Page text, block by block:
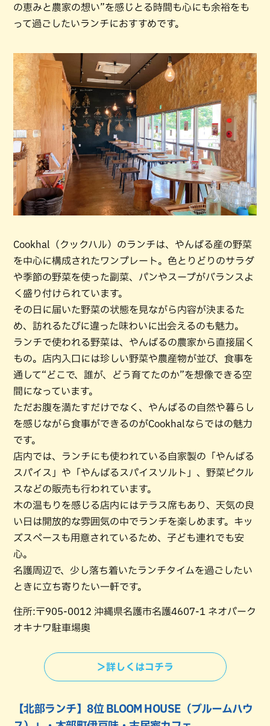
の恵みと農家の想い”を感じとる時間も心にも余裕をも
って過ごしたいランチにおすすめです。
Cookhal（クックハル）のランチは、やんばる産の野菜
を中心に構成されたワンプレート。色とりどりのサラダ
や季節の野菜を使った副菜、パンやスープがバランスよ
く盛り付けられています。
その日に届いた野菜の状態を見ながら内容が決まるた
め、訪れるたびに違った味わいに出会えるのも魅力。
ランチで使われる野菜は、やんばるの農家から直接届く
もの。店内入口には珍しい野菜や農産物が並び、食事を
通して“どこで、誰が、どう育てたのか”を想像できる空
間になっています。
ただお腹を満たすだけでなく、やんばるの自然や暮らし
を感じながら食事ができるのがCookhalならではの魅力
です。
店内では、ランチにも使われている自家製の「やんばる
スパイス」や「やんばるスパイスソルト」、野菜ピクル
スなどの販売も行われています。
木の温もりを感じる店内にはテラス席もあり、天気の良
い日は開放的な雰囲気の中でランチを楽しめます。キッ
ズスペースも用意されているため、子ども連れでも安
心。
名護周辺で、少し落ち着いたランチタイムを過ごしたい
ときに立ち寄りたい一軒です。
住所:〒905-0012 沖縄県名護市名護4607-1 ネオパーク
オキナワ駐車場奥
＞詳しくはコチラ
【北部ランチ】8位 BLOOM HOUSE（ブルームハウ